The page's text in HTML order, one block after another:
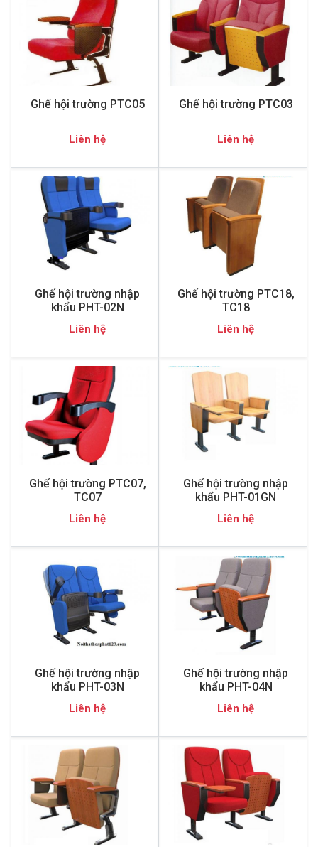
Ghế hội trường PTC05
Liên hệ
Ghế hội trường PTC03
Liên hệ
Ghế hội trường nhập
khẩu PHT-02N
Liên hệ
Ghế hội trường PTC18,
TC18
Liên hệ
Ghế hội trường PTC07,
TC07
Liên hệ
Ghế hội trường nhập
khẩu PHT-01GN
Liên hệ
Ghế hội trường nhập
khẩu PHT-03N
Liên hệ
Ghế hội trường nhập
khẩu PHT-04N
Liên hệ